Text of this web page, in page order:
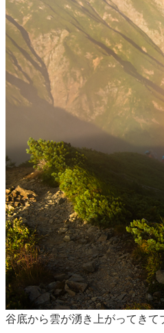
谷底から雲が湧き上がってきて